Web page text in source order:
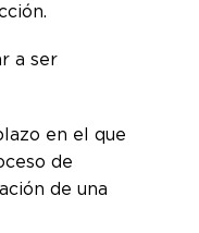
a ser
en el que
de
de una